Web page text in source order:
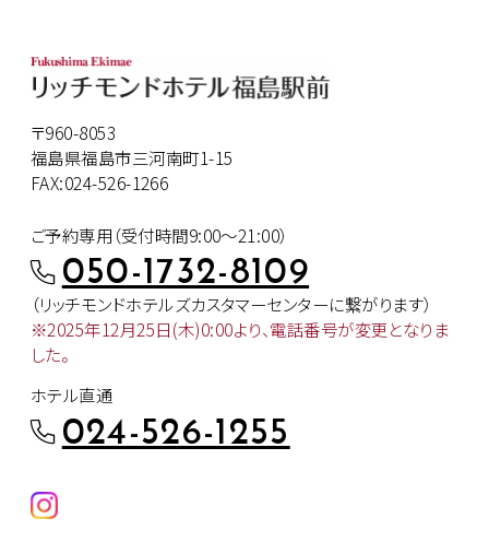
〒960-8053
福島県福島市三河南町1-15
FAX:024-526-1266
ご予約専用（受付時間9:00～21:00）
050-1732-8109
（リッチモンドホテルズカスタマーセンターに繋がります）
※2025年12月25日(木)0:00より、電話番号が変更となりま
した。
ホテル直通
024-526-1255